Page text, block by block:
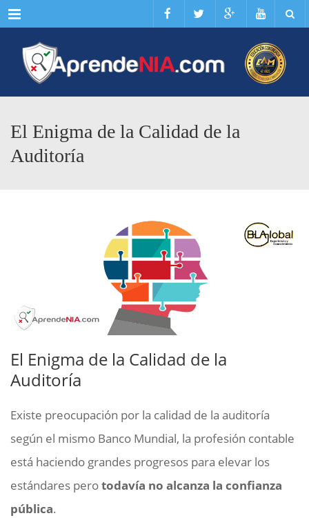
Menu
El Enigma de la Calidad de la
Auditoría
El Enigma de la Calidad de la
Auditoría
Existe preocupación por la calidad de la auditoría
según el mismo Banco Mundial, la profesión contable
está haciendo grandes progresos para elevar los
estándares perotodavía no alcanza la confianza
pública.